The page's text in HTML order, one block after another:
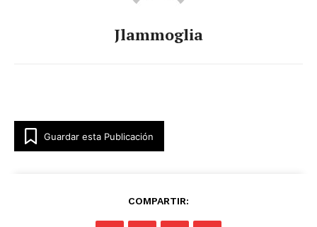
Jlammoglia
Guardar esta Publicación
COMPARTIR: